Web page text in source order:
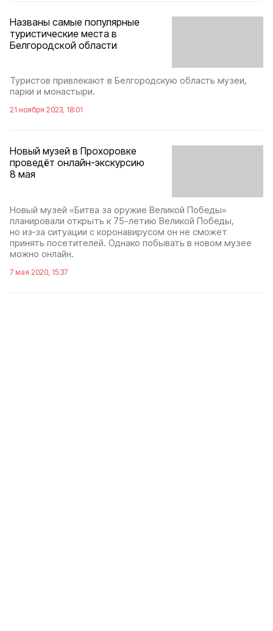
Названы самые популярные
туристические места в
Белгородской области
Туристов привлекают в Белгородскую область музеи,
парки и монастыри.
21 ноября 2023, 18:01
Новый музей в Прохоровке
проведёт онлайн-экскурсию
8 мая
Новый музей «Битва за оружие Великой Победы»
планировали открыть к 75-летию Великой Победы,
но из‑за ситуации с коронавирусом он не сможет
принять посетителей. Однако побывать в новом музее
можно онлайн.
7 мая 2020, 15:37